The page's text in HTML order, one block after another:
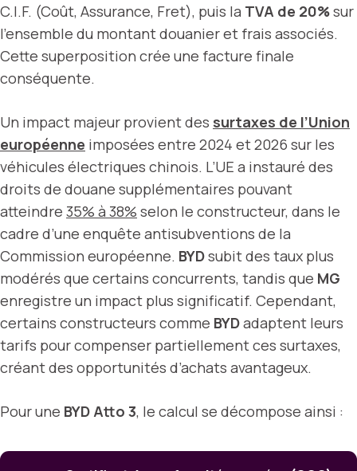
C.I.F. (Coût, Assurance, Fret), puis la TVA de 20%sur
l’ensemble du montant douanier et frais associés.
Cette superposition crée une facture finale
conséquente.
Un impact majeur provient des surtaxes de l’Union
européenne imposées entre 2024 et 2026 sur les
véhicules électriques chinois. L’UE a instauré des
droits de douane supplémentaires pouvant
atteindre 35% à 38% selon le constructeur, dans le
cadre d’une enquête antisubventions de la
Commission européenne. BYDsubit des taux plus
modérés que certains concurrents, tandis que MG
enregistre un impact plus significatif. Cependant,
certains constructeurs comme BYDadaptent leurs
tarifs pour compenser partiellement ces surtaxes,
créant des opportunités d’achats avantageux.
Pour une BYD Atto 3, le calcul se décompose ainsi :